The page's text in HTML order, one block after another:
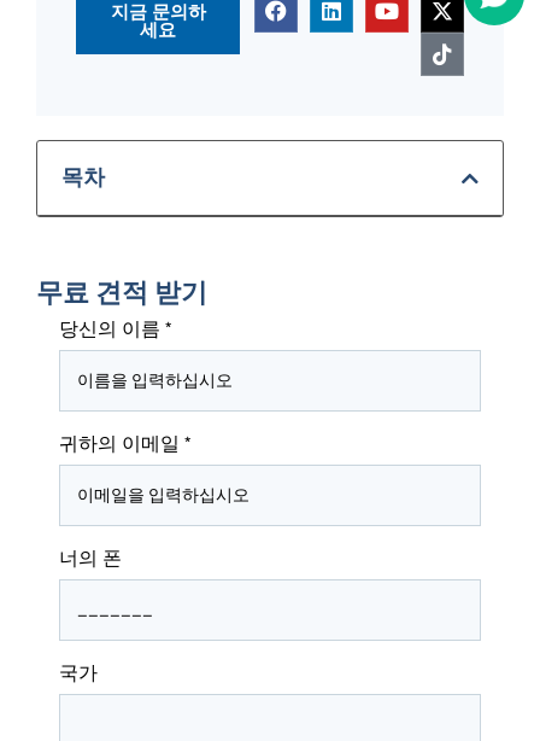
지금 문의하
세요
목차
무료 견적 받기
당신의 이름 *
귀하의 이메일 *
너의 폰
국가